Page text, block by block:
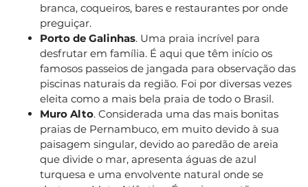
branca, coqueiros, bares e restaurantes por onde
preguiçar.
Porto de Galinhas. Uma praia incrível para
desfrutar em família. É aqui que têm início os
famosos passeios de jangada para observação das
piscinas naturais da região. Foi por diversas vezes
eleita como a mais bela praia de todo o Brasil.
Muro Alto. Considerada uma das mais bonitas
praias de Pernambuco, em muito devido à sua
paisagem singular, devido ao paredão de areia
que divide o mar, apresenta águas de azul
turquesa e uma envolvente natural onde se